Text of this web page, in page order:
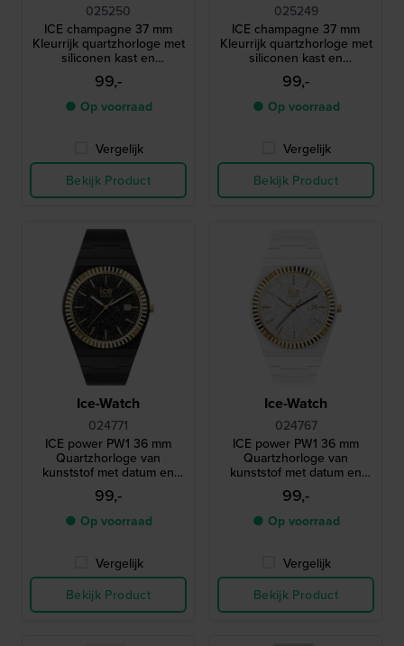
025250
ICE champagne 37 mm
Kleurrijk quartzhorloge met
siliconen kast en
geïntegreerde band
99,-
● Op voorraad
Vergelijk
Bekijk Product
025249
ICE champagne 37 mm
Kleurrijk quartzhorloge met
siliconen kast en
geïntegreerde band
99,-
● Op voorraad
Vergelijk
Bekijk Product
Ice-Watch
024771
ICE power PW1 36 mm
Quartzhorloge van
kunststof met datum en
geribbelde lunette
99,-
● Op voorraad
Vergelijk
Bekijk Product
Ice-Watch
024767
ICE power PW1 36 mm
Quartzhorloge van
kunststof met datum en
geribbelde lunette
99,-
● Op voorraad
Vergelijk
Bekijk Product